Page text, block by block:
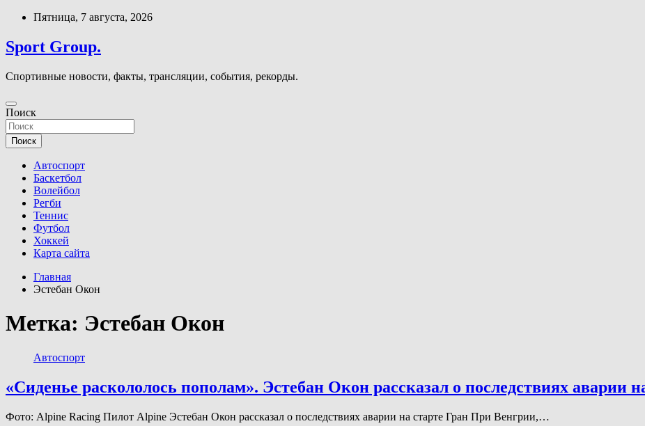
Перейти
содержимому
Пятница, 7 августа, 2026
Sport Group.
Спортивные новости, факты, трансляции, события, рекорды.
Поиск
Поиск
Автоспорт
Баскетбол
Волейбол
Регби
Теннис
Футбол
Хоккей
Карта сайта
Главная
Эстебан Окон
Метка: Эстебан Окон
Автоспорт
«Сиденье раскололось пополам». Эстебан Окон рассказал о последствиях аварии
Фото: Alpine Racing Пилот Alpine Эстебан Окон рассказал о последствиях аварии на старте Гран При Венгрии,…